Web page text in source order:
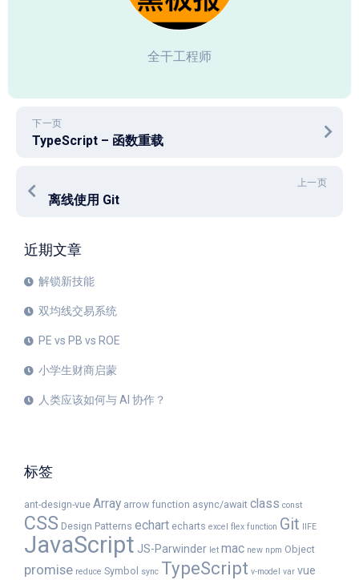
全干工程师
下一页
TypeScript – 函数重载
上一页
离线使用 Git
近期文章
解锁新技能
双均线交易系统
PE vs PB vs ROE
小学生财商启蒙
人类应该如何与 AI 协作？
标签
ant-design-vue Array arrow function async/await class const
CSS Design Patterns echart echarts excel flex function Git IIFE
JavaScript JS-Parwinder let mac new npm Object
promise reduce Symbol sync TypeScript v-model var vue